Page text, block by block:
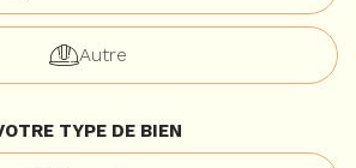
Autre
TYPE DE BIEN